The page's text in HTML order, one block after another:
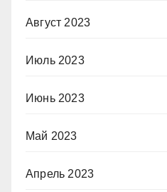
Август 2023
Июль 2023
Июнь 2023
Май 2023
Апрель 2023